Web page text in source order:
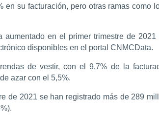
su facturación, pero otras ramas como
en el primer trimestre de
disponibles en el portal CNMCData.
de vestir, con el 9,7% de la
azar con el 5,5%.
de 2021 se han registrado más de 289